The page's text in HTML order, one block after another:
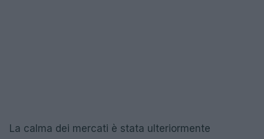
La calma dei mercati è stata ulteriormente